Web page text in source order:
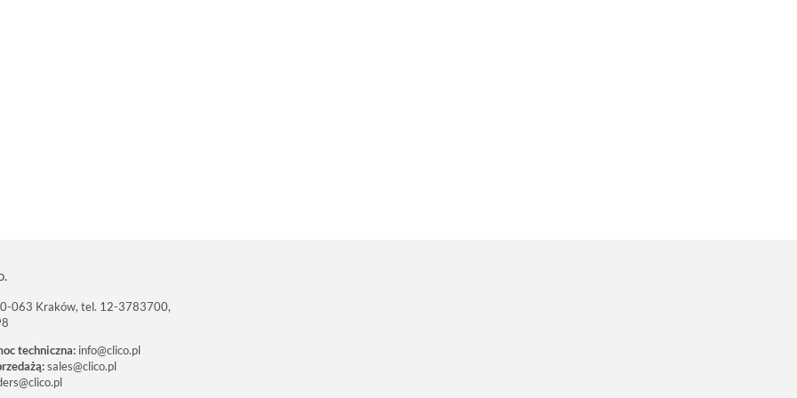
063 Kraków, tel. 12-3783700,
techniczna: info@clico.pl
sales@clico.pl